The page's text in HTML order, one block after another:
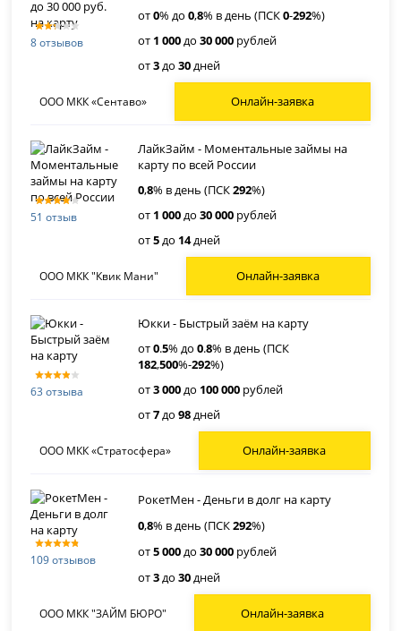
8 отзывов
от0% до0,8% в день (ПСК0-292%)
от 1 000до30 000 рублей
от3до30дней
ООО МКК «Сентаво» Онлайн-заявка
51 отзыв
ЛайкЗайм - Моментальные займы на
карту по всей России
0,8% в день (ПСК292%)
от 1 000до30 000 рублей
от5до 14дней
ООО МКК "Квик Мани" Онлайн-заявка
63 отзыва
Юкки - Быстрый заём на карту
от0.5% до0.8% в день (ПСК
182,500%-292%)
от3 000до 100 000 рублей
от7до98дней
ООО МКК «Стратосфера» Онлайн-заявка
109 отзывов
РокетМен - Деньги в долг на карту
0,8% в день (ПСК292%)
от5 000до30 000 рублей
от3до30дней
ООО МКК "ЗАЙМ БЮРО" Онлайн-заявка